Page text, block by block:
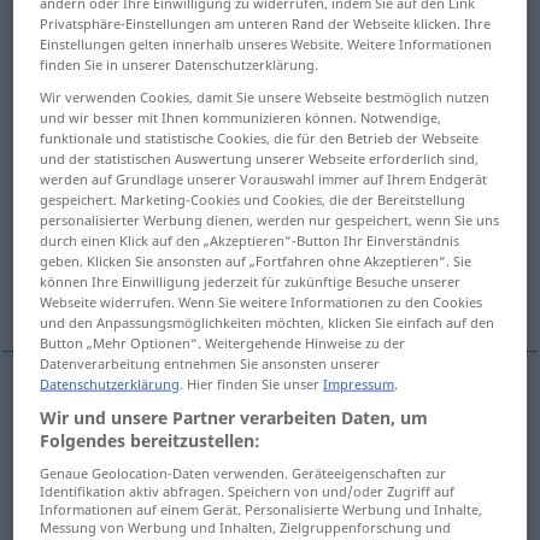
Verwirklichungf <Verwirklichung;keinpl>
(Für mehr Details die Übersetzung anklicken/antippen)
achievement, attainment
realization -s-, implementation, carrying out
fulfillment, realization
achievement Verwirklichungeines Ziels
attainment Verwirklichung eines Ziels
Privatsphäre-Einstellungen am unteren Rand der Webseite klicken. Ihre
Einstellungen gelten innerhalb unseres Website. Weitere Informationen
finden Sie in unserer Datenschutzerklärung.
Wir verwenden Cookies, damit Sie unsere Webseite bestmöglich nutzen
und wir besser mit Ihnen kommunizieren können. Notwendige,
funktionale und statistische Cookies, die für den Betrieb der Webseite
und der statistischen Auswertung unserer Webseite erforderlich sind,
werden auf Grundlage unserer Vorauswahl immer auf Ihrem Endgerät
gespeichert. Marketing-Cookies und Cookies, die der Bereitstellung
personalisierter Werbung dienen, werden nur gespeichert, wenn Sie uns
durch einen Klick auf den „Akzeptieren“-Button Ihr Einverständnis
geben. Klicken Sie ansonsten auf „Fortfahren ohne Akzeptieren“. Sie
können Ihre Einwilligung jederzeit für zukünftige Besuche unserer
Webseite widerrufen. Wenn Sie weitere Informationen zu den Cookies
und den Anpassungsmöglichkeiten möchten, klicken Sie einfach auf den
Button „Mehr Optionen“. Weitergehende Hinweise zu der
Datenverarbeitung entnehmen Sie ansonsten unserer
Datenschutzerklärung. Hier finden Sie unserImpressum.
Wir und unsere Partner verarbeiten Daten, um
Folgendes bereitzustellen:
Genaue Geolocation-Daten verwenden. Geräteeigenschaften zur
Identifikation aktiv abfragen. Speichern von und/oder Zugriff auf
Informationen auf einem Gerät. Personalisierte Werbung und Inhalte,
Messung von Werbung und Inhalten, Zielgruppenforschung und